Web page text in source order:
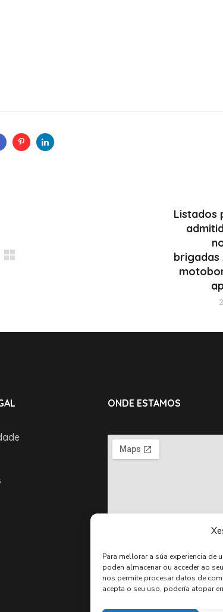
Para mellorar a súa experiencia
poden almacenar ou acceder ao
nos permite procesar datos de
acepta o seu uso, podería atopar
Listados
brigadas
ONDE ESTAMOS